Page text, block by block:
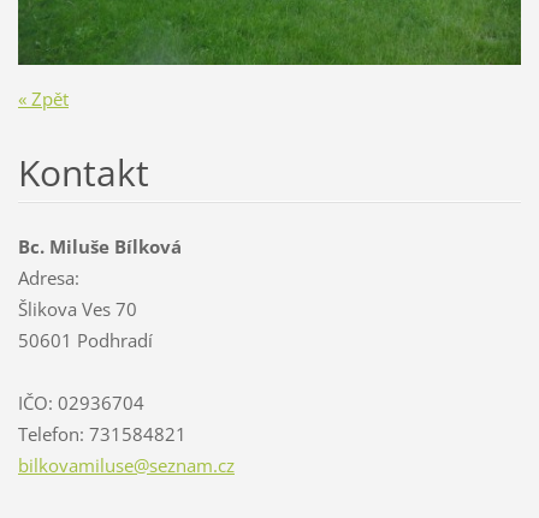
« Zpět
Kontakt
Bc. Miluše Bílková
Adresa:
Šlikova Ves 70
50601 Podhradí
IČO: 02936704
Telefon: 731584821
bilkovamiluse@seznam.cz